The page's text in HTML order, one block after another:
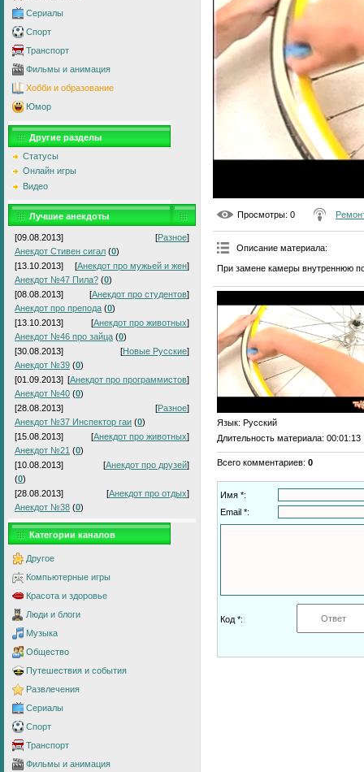
Сериалы
Спорт
Транспорт
Фильмы и анимация
Хобби и образование
Юмор
Другие разделы
Статусы
Онлайн игры
Видео
Лучшие анекдоты
[09.08.2013] [Разное]
Анекдот Стивен сигал (0)
[13.10.2013]
[Анекдот про мужьей и жен]
Анекдот №47 Пила? (0)
[08.08.2013]
[Анекдот про студентов]
Анекдот про препода (0)
[13.10.2013]
[Анекдот про животных]
Анекдот №46 про зайца (0)
[30.08.2013]
[Новые Русские]
Анекдот №39 (0)
[01.09.2013] [Анекдот про программистов]
Анекдот №40 (0)
[28.08.2013]
[Разное]
Анекдот №37 Инспектор гаи (0)
[15.08.2013]
[Анекдот про животных]
Анекдот №21 (0)
[10.08.2013]
[Анекдот про друзей]
(0)
[28.08.2013]
[Анекдот про отдых]
Анекдот №38 (0)
Категории каналов
Другое
Компьютерные игры
Красота и здоровье
Люди и блоги
Музыка
Общество
Путешествия и события
Развлечения
Сериалы
Спорт
Транспорт
Фильмы и анимация
Просмотры: 0
Описание материала:
При замене камеры внутреннюю
Язык: Русский
Длительность материала: 00:01:13
Всего комментариев: 0
Имя *:
Email *:
Код *: